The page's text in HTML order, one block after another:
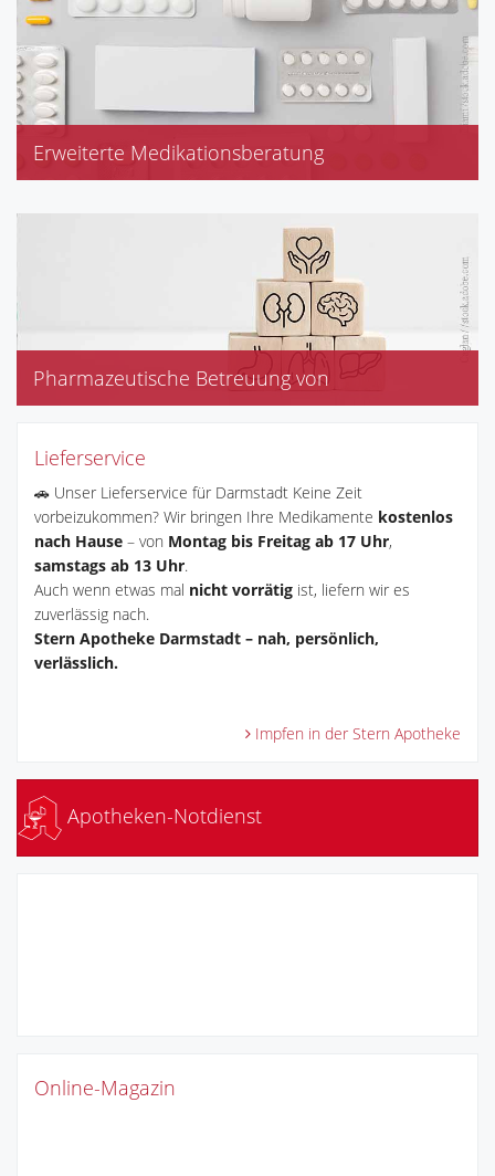
Erweiterte Medikationsberatung
Pharmazeutische Betreuung von
Lieferservice
🚗 Unser Lieferservice für Darmstadt Keine Zeit
vorbeizukommen? Wir bringen Ihre Medikamente kostenlos
nach Hause – von Montag bis Freitag ab 17 Uhr,
samstags ab 13 Uhr.
Auch wenn etwas mal nicht vorrätig ist, liefern wir es
zuverlässig nach.
Stern Apotheke Darmstadt – nah, persönlich,
verlässlich.
Impfen in der Stern Apotheke
Apotheken-Notdienst
Online-Magazin